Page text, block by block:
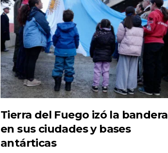
Tierra del Fuego izó la bandera
en sus ciudades y bases
antárticas